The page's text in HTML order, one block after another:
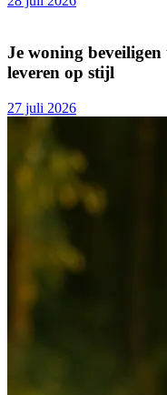
Je woning
leveren op stijl
27 juli 2026